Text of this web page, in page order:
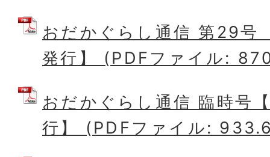
おだかぐらし通信 第29号
発行】 (PDFファイル:
おだかぐらし通信 臨時号
行】 (PDFファイル: